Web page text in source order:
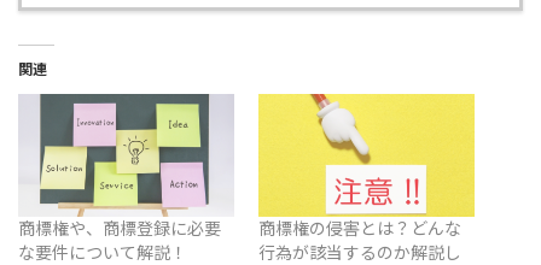
関連
商標権や、商標登録に必要
な要件について解説！
商標権の侵害とは？どんな
行為が該当するのか解説し